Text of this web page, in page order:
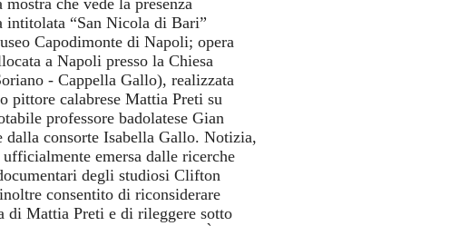
che vede la presenza
intitolata “San Nicola di Bari”
Capodimonte di Napoli; opera
a Napoli presso la Chiesa
- Cappella Gallo), realizzata
pittore calabrese Mattia Preti su
professore badolatese Gian
dalla consorte Isabella Gallo. Notizia,
ufficialmente emersa dalle ricerche
degli studiosi Clifton
consentito di riconsiderare
di Mattia Preti e di rileggere sotto